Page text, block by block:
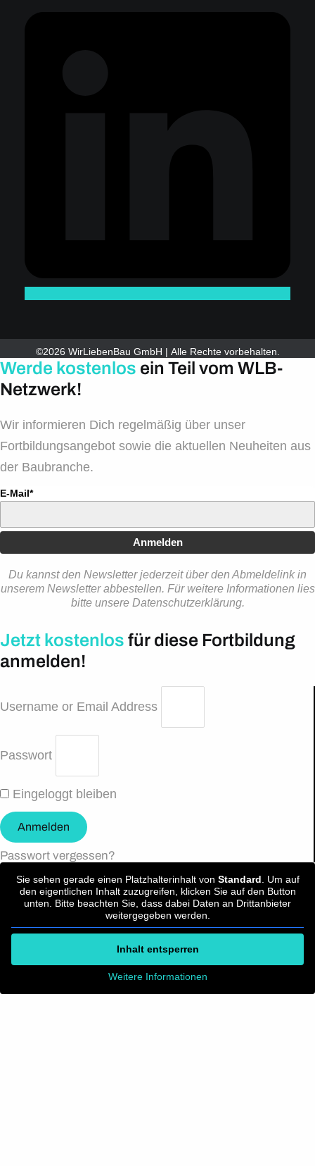
©2026 WirLiebenBau GmbH | Alle Rechte vorbehalten.
Werde kostenlos ein Teil vom WLB-
Netzwerk!
Wir informieren Dich regelmäßig über unser
Fortbildungsangebot sowie die aktuellen Neuheiten aus
der Baubranche.
E-Mail*
Anmelden
Du kannst den Newsletter jederzeit über den Abmeldelink in
unserem Newsletter abbestellen. Für weitere Informationen lies
bitte unsere Datenschutzerklärung.
Jetzt kostenlos für diese Fortbildung
anmelden!
Username or Email Address
Passwort
Eingeloggt bleiben
Anmelden
Passwort vergessen?
Sie sehen gerade einen Platzhalterinhalt von Standard . Um auf
den eigentlichen Inhalt zuzugreifen, klicken Sie auf den Button
unten. Bitte beachten Sie, dass dabei Daten an Drittanbieter
weitergegeben werden.
Inhalt entsperren
Weitere Informationen